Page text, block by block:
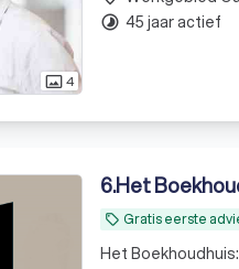
photo_size_select_actual4
timelapse 45 jaar actief
6.Het
local_offer Gratis eerste
Het